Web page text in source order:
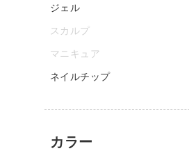
ジェル
スカルプ
マニキュア
ネイルチップ
カラー